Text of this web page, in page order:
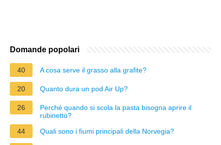
Domande popolari
40 A cosa serve il grasso alla grafite?
20 Quanto dura un pod Air Up?
26
Perché quando si scola la pasta bisogna aprire il
rubinetto?
44
Quali sono i fiumi principali della Norvegia?